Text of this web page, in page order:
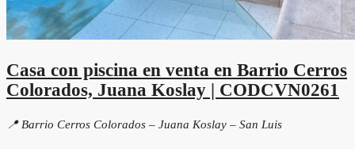
Casa con piscina en venta en Barrio Cerros
Colorados, Juana Koslay | CODCVN0261
📍 Barrio Cerros Colorados – Juana Koslay – San Luis